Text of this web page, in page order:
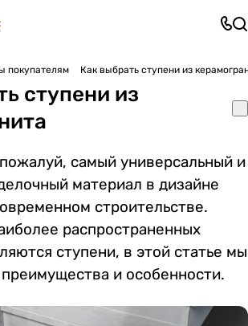
покупателям Как выбрать ступени из
ступени из
самый универсальный и
материал в дизайне
строительстве.
распространенных
ступени, в этой статье мы
и особенности.